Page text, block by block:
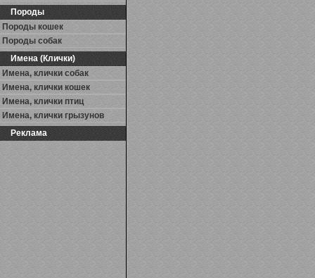
Породы
Породы кошек
Породы собак
Имена (Клички)
Имена, клички собак
Имена, клички кошек
Имена, клички птиц
Имена, клички грызунов
Реклама